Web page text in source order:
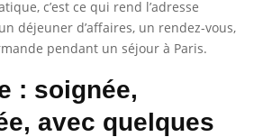
c’est ce qui rend l’adresse
déjeuner d’affaires, un rendez-vous,
pendant un séjour à Paris.
: soignée,
avec quelques